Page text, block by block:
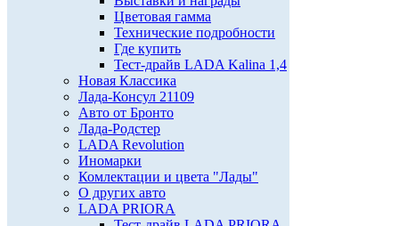
Цветовая гамма
Технические подробности
Где купить
Тест-драйв LADA Kalina 1,4
Новая Классика
Лада-Консул 21109
Авто от Бронто
Лада-Родстер
LADA Revolution
Иномарки
Комлектации и цвета "Лады"
О других авто
LADA PRIORA